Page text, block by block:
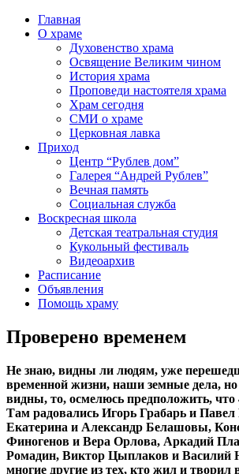
Главная
О храме
Духовенство храма
Освящение Великим чином
История храма
Проповеди настоятеля храма
Храм сегодня
СМИ о храме
Церковная лавка
Приход
Центр “Рублев дом”
Галерея “Андрей Рублев”
Вечная память
Социальная служба
Воскресная школа
Детская театральная студия
Кукольный фестиваль
Видеоархив
Расписание
Объявления
Помощь храму
Проверено временем
Не знаю, видны ли людям, уже
временной жизни, наши земные дела, но
видны, то, осмелюсь предположить, что
Там радовались Игорь Грабарь и
Екатерина и Александр Белашовы,
Финогенов и Вера Орлова, Аркадий
Ромадин, Виктор Цыплаков и Василий
многие другие из тех, кто жил и творил